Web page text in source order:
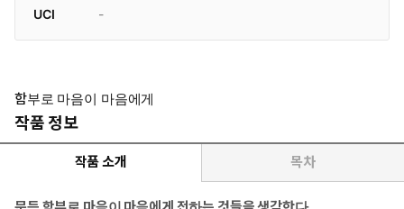
UCI
-
함부로 마음이 마음에게
작품 정보
작품 소개 목차